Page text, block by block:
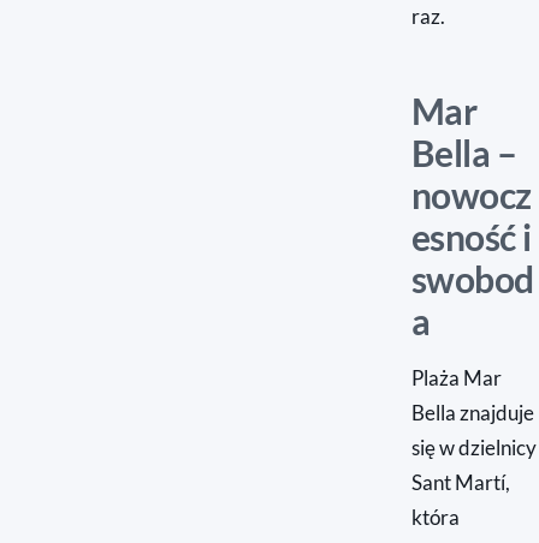
raz.
Mar
Bella –
nowocz
esność i
swobod
a
Plaża Mar
Bella znajduje
się w dzielnicy
Sant Martí,
która